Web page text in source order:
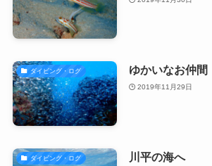
ダイビング・ログ ゆかいなお仲間
2019年11月29日
ダイビング・ログ 川平の海へ